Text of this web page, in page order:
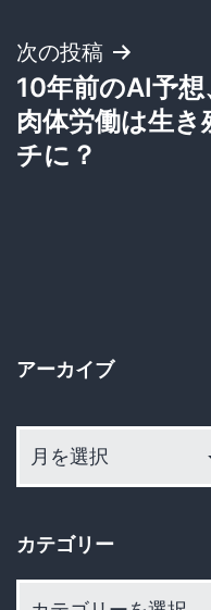
ビ
ゲ
ー
次の投稿
10年前のAI予
肉体労働は生
チに？
アーカイブ
カ
ブ
カテゴリー